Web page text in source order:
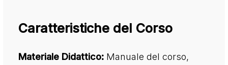
Caratteristiche del Corso
Materiale Didattico: Manuale del corso,